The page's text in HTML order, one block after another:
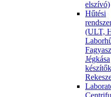
elszívó)
Hűtési
(ULT,
Jégkása